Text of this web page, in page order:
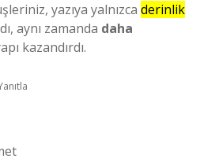
yazıya yalnızca derinlik
aynı zamanda daha
kazandırdı.